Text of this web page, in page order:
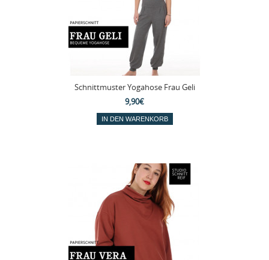
Schnittmuster Yogahose Frau Geli
9,90€